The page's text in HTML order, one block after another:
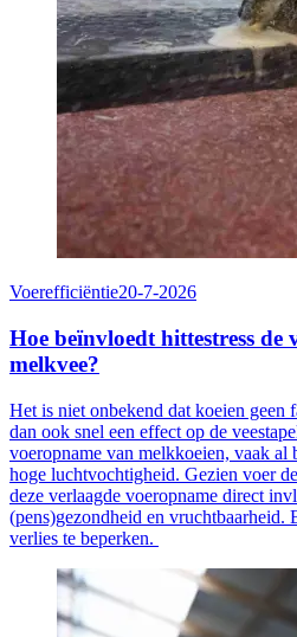
Voerefficiëntie20-7-2026
Hoe beïnvloedt hittestress de
melkvee?
Het is niet onbekend dat koeien geen
dan ook snel een effect op de
voeropname van melkkoeien, vaak al
hoge luchtvochtigheid. Gezien voer
deze verlaagde voeropname direct
(pens)gezondheid en vruchtbaarheid.
verlies te beperken.